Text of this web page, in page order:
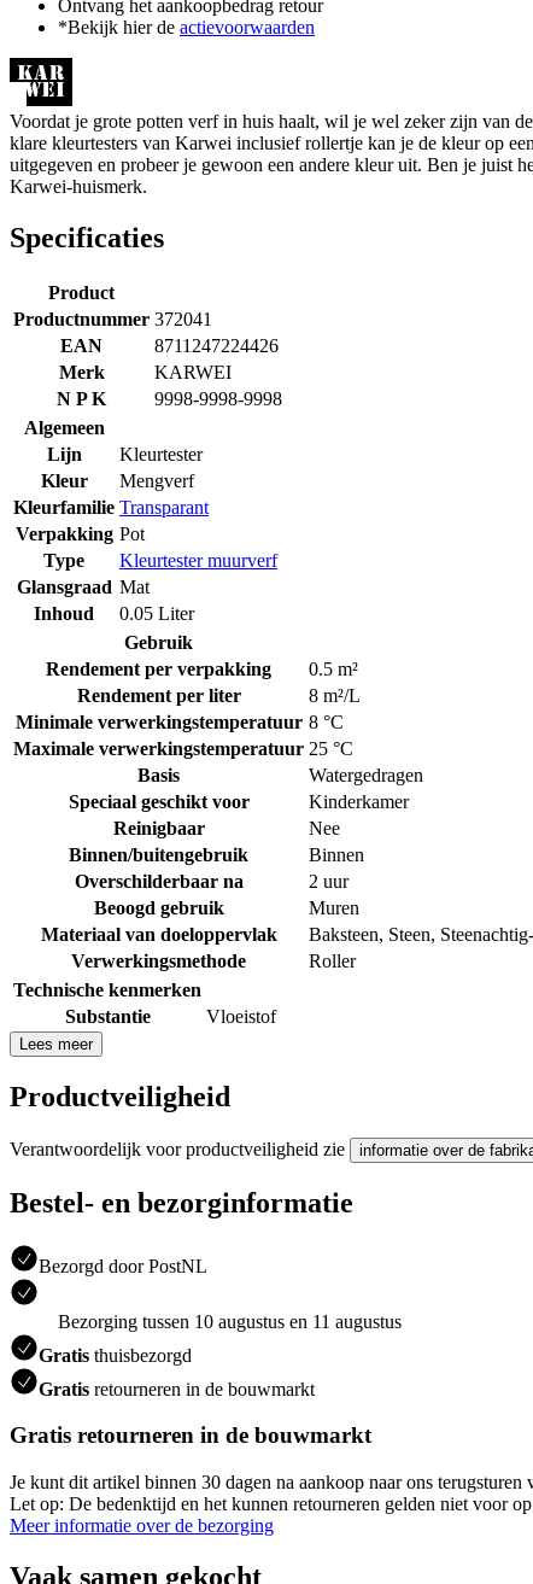
Ontvang het aankoopbedrag retour
*Bekijk hier de actievoorwaarden
Voordat je grote potten verf in huis haalt, wil je wel zeker zijn van
klare kleurtesters van Karwei inclusief rollertje kan je de kleur op
uitgegeven en probeer je gewoon een andere kleur uit. Ben je juist
Karwei-huismerk.
Specificaties
Product
Productnummer 372041
EAN
8711247224426
Merk
KARWEI
N P K
9998-9998-9998
Algemeen
Lijn
Kleurtester
Kleur
Mengverf
Kleurfamilie Transparant
Verpakking Pot
Type
Kleurtester muurverf
Glansgraad Mat
Inhoud
0.05 Liter
Gebruik
Rendement per verpakking
0.5 m²
Rendement per liter
8 m²/L
Minimale verwerkingstemperatuur 8 °C
Maximale verwerkingstemperatuur 25 °C
Basis
Watergedragen
Speciaal geschikt voor
Kinderkamer
Reinigbaar
Nee
Binnen/buitengebruik
Binnen
Overschilderbaar na
2 uur
Beoogd gebruik
Muren
Materiaal van doeloppervlak
Baksteen, Steen,
Verwerkingsmethode
Roller
Technische kenmerken
Substantie
Vloeistof
Lees meer
Productveiligheid
Verantwoordelijk voor productveiligheid zie informatie over de
Bestel- en bezorginformatie
Bezorgd door PostNL
Bezorging tussen 10 augustus en 11 augustus
Gratis thuisbezorgd
Gratis retourneren in de bouwmarkt
Gratis retourneren in de bouwmarkt
Je kunt dit artikel binnen 30 dagen na aankoop naar ons
Let op: De bedenktijd en het kunnen retourneren gelden niet voor
Meer informatie over de bezorging
Vaak samen gekocht